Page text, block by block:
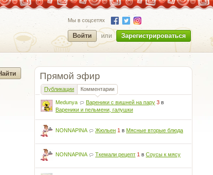
Мы в соцсетях
Войти или Зарегистрироваться
Прямой эфир
Публикации Комментарии
Medunya Вареники с вишней на пару 3 в
Вареники и пельмени, галушки
NONNAPINA Жюльен 1 вМясные вторые блюда
NONNAPINA Ткемали рецепт 1 вСоусы к мясу